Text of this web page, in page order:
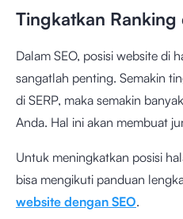
Tingkatkan Ranking
Dalam SEO, posisi website di
sangatlah penting. Semakin
di SERP, maka semakin
Anda. Hal ini akan membuat
Untuk meningkatkan posisi
bisa mengikuti panduan
website dengan SEO.